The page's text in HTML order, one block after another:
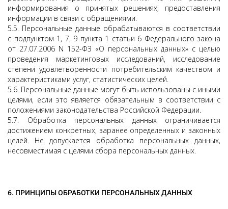
информирования о принятых решениях, предоставления
информации в связи с обращениями.
5.5. Персональные данные обрабатываются в соответствии
с подпунктом 1, 7, 9 пункта 1 статьи 6 Федерального закона
от 27.07.2006 N 152-ФЗ «О персональных данных» с целью
проведения маркетинговых исследований, исследование
степени удовлетворенности потребительским качеством и
характеристиками услуг, статистических целей.
5.6. Персональные данные могут быть использованы с иными
целями, если это является обязательным в соответствии с
положениями законодательства Российской Федерации.
5.7. Обработка персональных данных ограничивается
достижением конкретных, заранее определенных и законных
целей. Не допускается обработка персональных данных,
несовместимая с целями сбора персональных данных.
6. ПРИНЦИПЫ ОБРАБОТКИ ПЕРСОНАЛЬНЫХ ДАННЫХ